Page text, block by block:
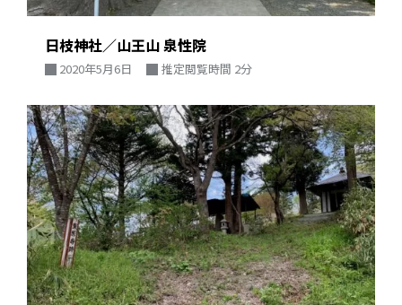
日枝神社／山王山 泉性院
2020年5月6日 推定閲覧時間 2分